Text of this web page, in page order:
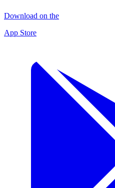
Download on the
App Store